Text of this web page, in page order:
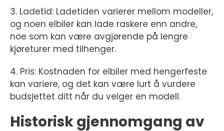
3. Ladetid: Ladetiden varierer mellom modeller,
og noen elbiler kan lade raskere enn andre,
noe som kan være avgjørende på lengre
kjøreturer med tilhenger.
4. Pris: Kostnaden for elbiler med hengerfeste
kan variere, og det kan være lurt å vurdere
budsjettet ditt når du velger en modell.
Historisk gjennomgang av